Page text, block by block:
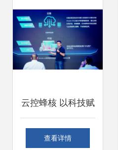
3+2大专的前途
云控蜂核 以科技赋
能与共享共赢，驱
查看详情